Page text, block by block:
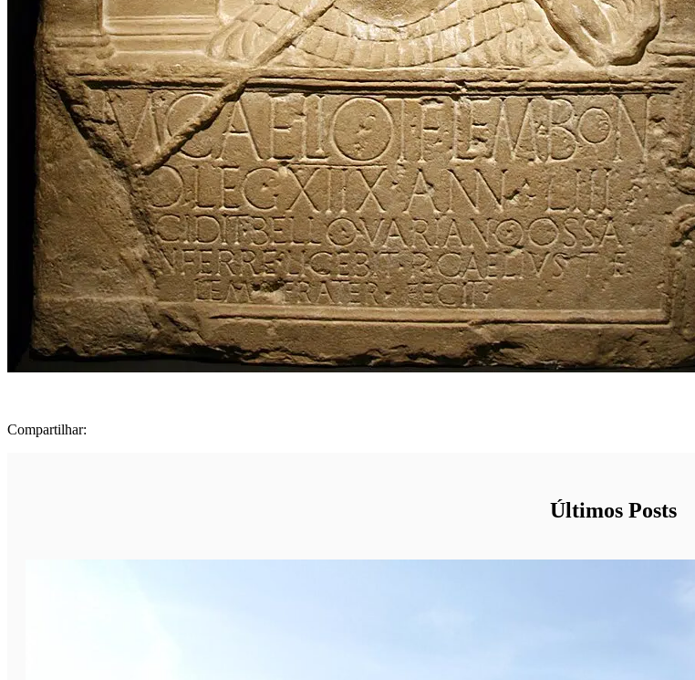
Compartilhar:
Últimos Posts